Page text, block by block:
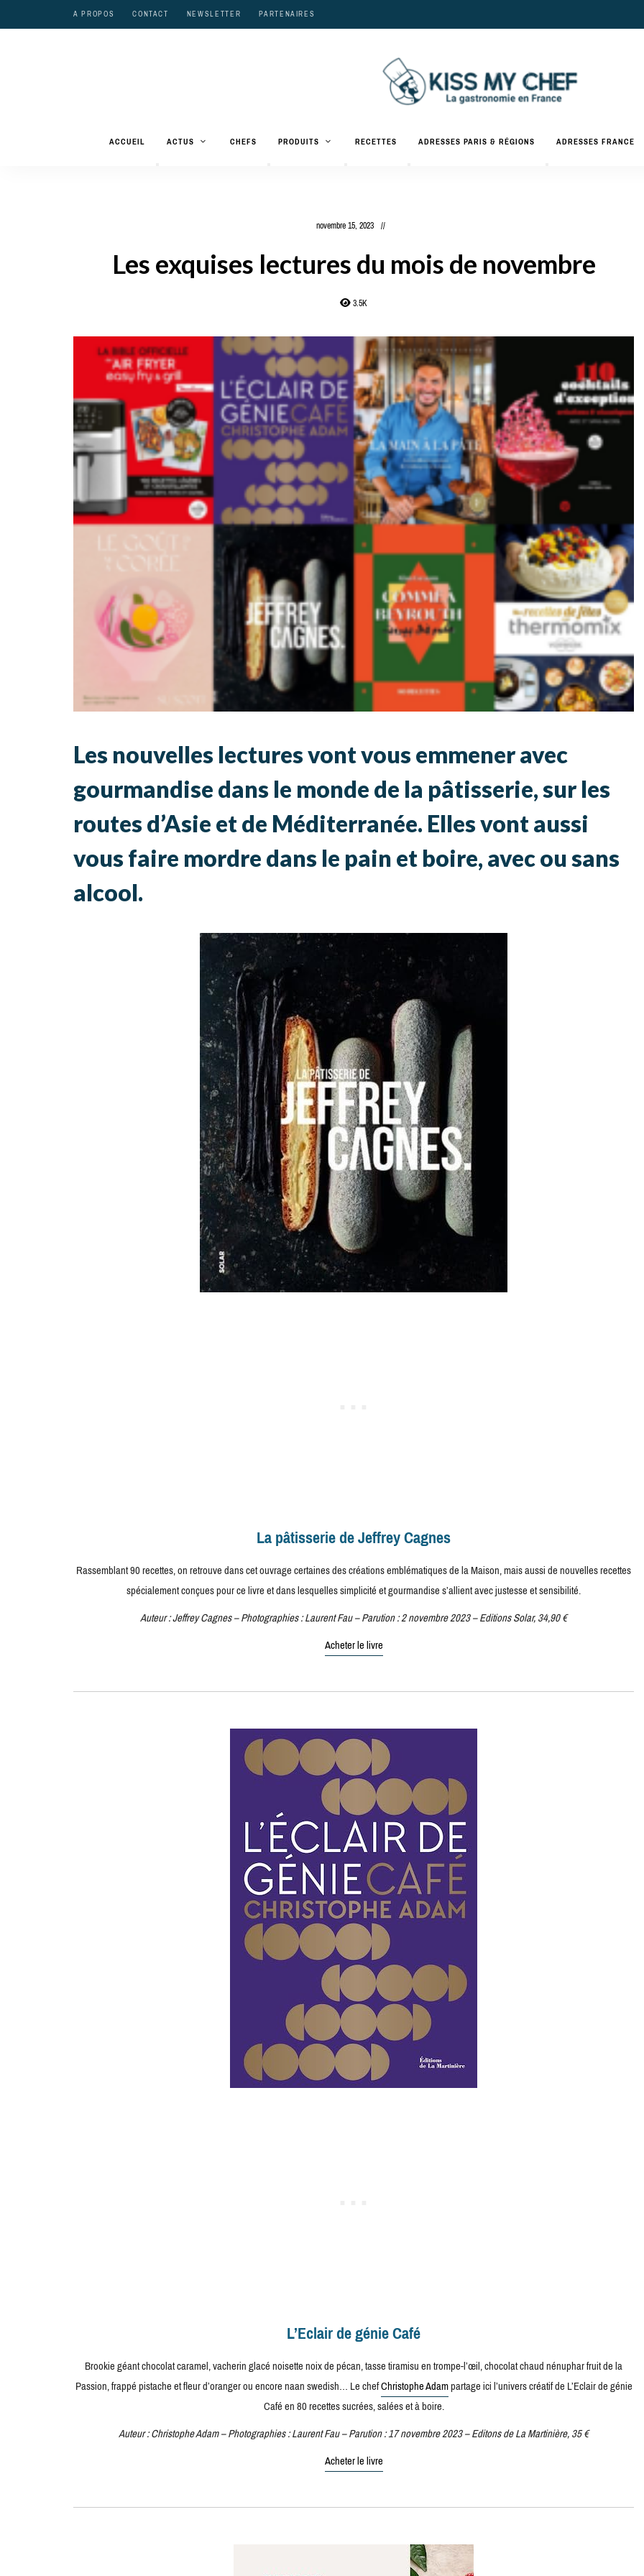
A PROPOS CONTACT NEWSLETTER PARTENAIRES
Kiss
Chef
gastronomiques
et
ACCUEIL ACTUS CHEFS PRODUITS RECETTES ADRESSES PARIS & RÉGIONS ADRESSES FRANCE
novembre 15, 2023
Les exquises lectures du mois de novembre
3.5K
Les nouvelles lectures vont vous emmener avec
gourmandise dans le monde de la pâtisserie, sur les
routes d’Asie et de Méditerranée. Elles vont aussi
vous faire mordre dans le pain et boire, avec ou sans
alcool.
La pâtisserie de Jeffrey Cagnes
Rassemblant 90 recettes, on retrouve dans cet ouvrage certaines des créations emblématiques de la Maison, mais aussi de nouvelles recettes
spécialement conçues pour ce livre et dans lesquelles simplicité et gourmandise s’allient avec justesse et sensibilité.
Auteur : Jeffrey Cagnes – Photographies : Laurent Fau – Parution : 2 novembre 2023 – Editions Solar, 34,90 €
Acheter le livre
L’Eclair de génie Café
Brookie géant chocolat caramel, vacherin glacé noisette noix de pécan, tasse tiramisu en trompe-l’œil, chocolat chaud nénuphar fruit de la
Passion, frappé pistache et fleur d’oranger ou encore naan swedish… Le chefChristophe Adampartage ici l’univers créatif de L’Eclair de génie
Café en 80 recettes sucrées, salées et à boire.
Auteur : Christophe Adam – Photographies : Laurent Fau – Parution : 17 novembre 2023 – Editons de La Martinière, 35 €
Acheter le livre